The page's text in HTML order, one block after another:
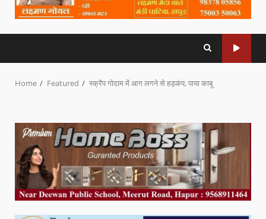
Home Featured स्क्रैप गोदाम में आग लगने से हड़कंप, पाया काबू